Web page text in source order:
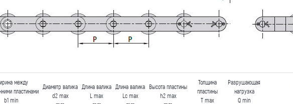
между
пластинами
b1 min
Диаметр валика
d2 max
Длина валика
L max
Длина валика
Lc max
Высота пластины
h2 max
Толщина
пластины
T max
Разрушающая
нагрузка
Q min